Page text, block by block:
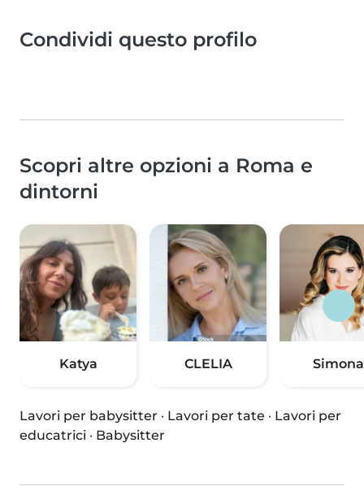
Condividi questo profilo
Scopri altre opzioni a Roma e
dintorni
Katya CLELIA Simona
Lavori per babysitter · Lavori per tate · Lavori per
educatrici · Babysitter